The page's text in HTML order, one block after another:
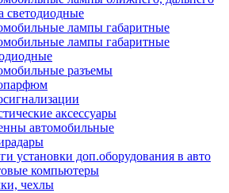
светодиодные
лампы габаритные
лампы габаритные
разъемы
аксессуары
автомобильные
установки доп.оборудования в авто
компьютеры
чехлы